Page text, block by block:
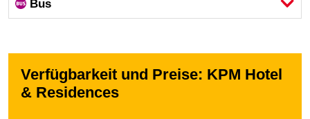
Bus
Verfügbarkeit und Preise: KPM Hotel
& Residences